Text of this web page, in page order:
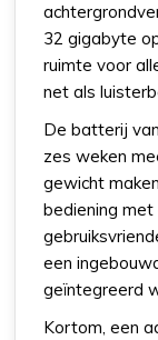
32 gigabyte
ruimte voor
net als
De batterij
zes weken
gewicht
bediening
een
geïntegreerd
Kortom, een